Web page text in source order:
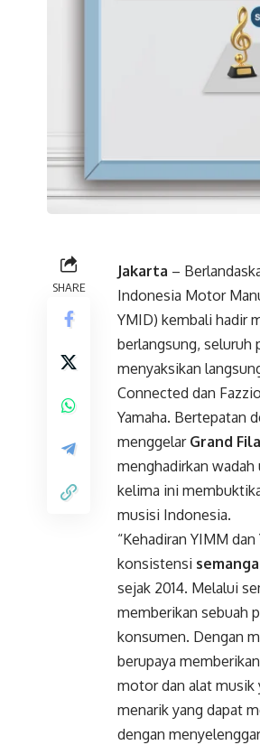
SHARE
Jakarta –
Indonesia Motor
YMID) kembali hadir
berlangsung, seluruh
menyaksikan
Connected dan
Yamaha. Bertepatan
menggelar Grand
menghadirkan
kelima ini
musisi Indonesia.
“Kehadiran YIMM
konsistensi
sejak 2014. Melalui
memberikan sebuah
konsumen. Dengan
berupaya
motor dan alat musik
menarik yang dapat
dengan